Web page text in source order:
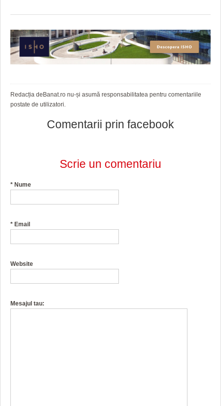
Redacția deBanat.ro nu-și asumă responsabilitatea pentru comentariile
postate de utilizatori.
Comentarii prin facebook
Scrie un comentariu
* Nume
* Email
Website
Mesajul tau: